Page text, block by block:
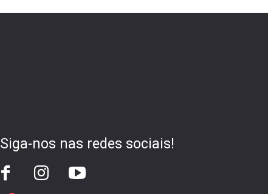
Siga-nos nas redes sociais!